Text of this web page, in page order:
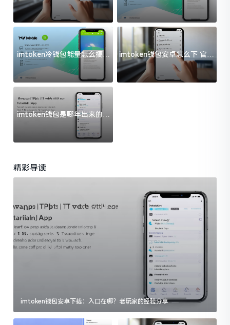
址？三步搞定不踩坑
几件事没处理好
imtoken冷钱包能量怎么搞？
过来人告诉你门道
imtoken钱包安卓怎么下 官方
渠道避坑指南
imtoken钱包是哪年出来的？
一文给你说清楚
精彩导读
imtoken钱包安卓下载：入口在哪？老玩家的经验分享